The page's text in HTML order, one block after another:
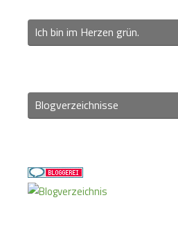
Ich bin im Herzen grün.
Blogverzeichnisse